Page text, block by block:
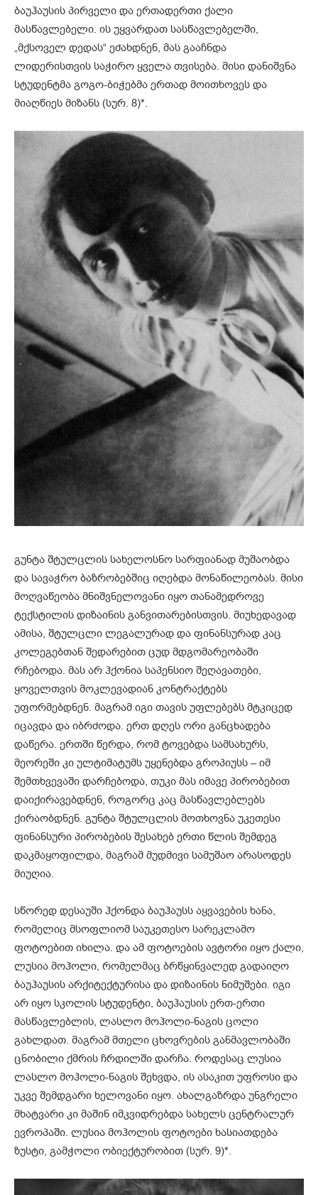
ბაუჰაუსის პირველი და ერთადერთი ქალი
მასწავლებელი. ის უყვარდათ სასწავლებელში,
„მქსოველ დედას“ ეძახდნენ, მას გააჩნდა
ლიდერისთვის საჭირო ყველა თვისება. მისი დანიშვნა
სტუდენტმა გოგო-ბიჭებმა ერთად მოითხოვეს და
მიაღწიეს მიზანს (სურ. 8)*.
გუნტა შტულცლის სახელოსნო სარფიანად მუშაობდა
და სავაჭრო ბაზრობებშიც იღებდა მონაწილეობას. მისი
მოღვაწეობა მნიშვნელოვანი იყო თანამედროვე
ტექსტილის დიზაინის განვითარებისთვის. მიუხედავად
ამისა, შტულცლი ლეგალურად და ფინანსურად კაც
კოლეგებთან შედარებით ცუდ მდგომარეობაში
რჩებოდა. მას არ ჰქონია საპენსიო შეღავათები,
ყოველთვის მოკლევადიან კონტრაქტებს
უფორმებდნენ. მაგრამ იგი თავის უფლებებს მტკიცედ
იცავდა და იბრძოდა. ერთ დღეს ორი განცხადება
დაწერა. ერთში წერდა, რომ ტოვებდა სამსახურს,
მეორეში კი ულტიმატუმს უყენებდა გროპიუსს – იმ
შემთხვევაში დარჩებოდა, თუკი მას იმავე პირობებით
დაიქირავებდნენ, როგორც კაც მასწავლებლებს
ქირაობდნენ. გუნტა შტულცლის მოთხოვნა უკეთესი
ფინანსური პირობების შესახებ ერთი წლის შემდეგ
დაკმაყოფილდა, მაგრამ მუდმივი სამუშაო არასოდეს
მიუღია.
სწორედ დესაუში ჰქონდა ბაუჰაუსს აყვავების ხანა,
რომელიც მსოფლიომ საუკეთესო სარეკლამო
ფოტოებით იხილა. და ამ ფოტოების ავტორი იყო ქალი,
ლუსია მოჰოლი, რომელმაც ბრწყინვალედ გადაიღო
ბაუჰაუსის არქიტექტურისა და დიზაინის ნიმუშები. იგი
არ იყო სკოლის სტუდენტი, ბაუჰაუსის ერთ-ერთი
მასწავლებლის, ლასლო მოჰოლი-ნაგის ცოლი
გახლდათ. მაგრამ მთელი ცხოვრების განმავლობაში
ცნობილი ქმრის ჩრდილში დარჩა. როდესაც ლუსია
ლასლო მოჰოლი-ნაგის შეხვდა, ის ასაკით უფროსი და
უკვე შემდგარი ხელოვანი იყო. ახალგაზრდა უნგრელი
მხატვარი კი მაშინ იმკვიდრებდა სახელს ცენტრალურ
ევროპაში. ლუსია მოჰოლის ფოტოები ხასიათდება
ზუსტი, გამჭოლი ობიექტურობით (სურ. 9)*.